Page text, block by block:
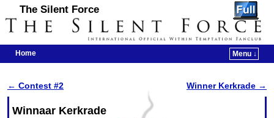
The Silent Force
Home
Menu ↓
Post navigation
← Contest #2 Winner Kerkrade →
Winnaar Kerkrade